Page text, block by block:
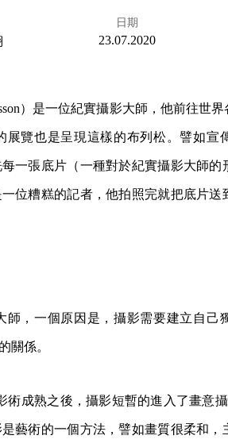
日期
23.07.2020
）是一位紀實攝影大師，他前往世界
覽也是呈現這樣的布列松。譬如宣
一張底片（一種對於紀實攝影大師
位糟糕的記者，他拍照完就把底片送
，一個原因是，攝影需要建立自己
關係。
術成熟之後，攝影短暫的進入了畫意攝
藝術的一個方法，譬如畫質很柔和，